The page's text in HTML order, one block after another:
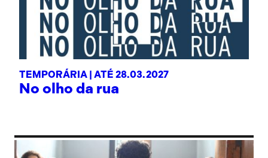
TEMPORÁRIA | ATÉ 28.03.2027
No olho da rua